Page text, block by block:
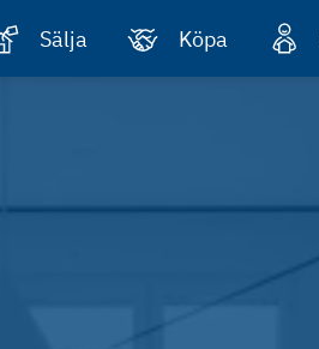
Sälja Köpa